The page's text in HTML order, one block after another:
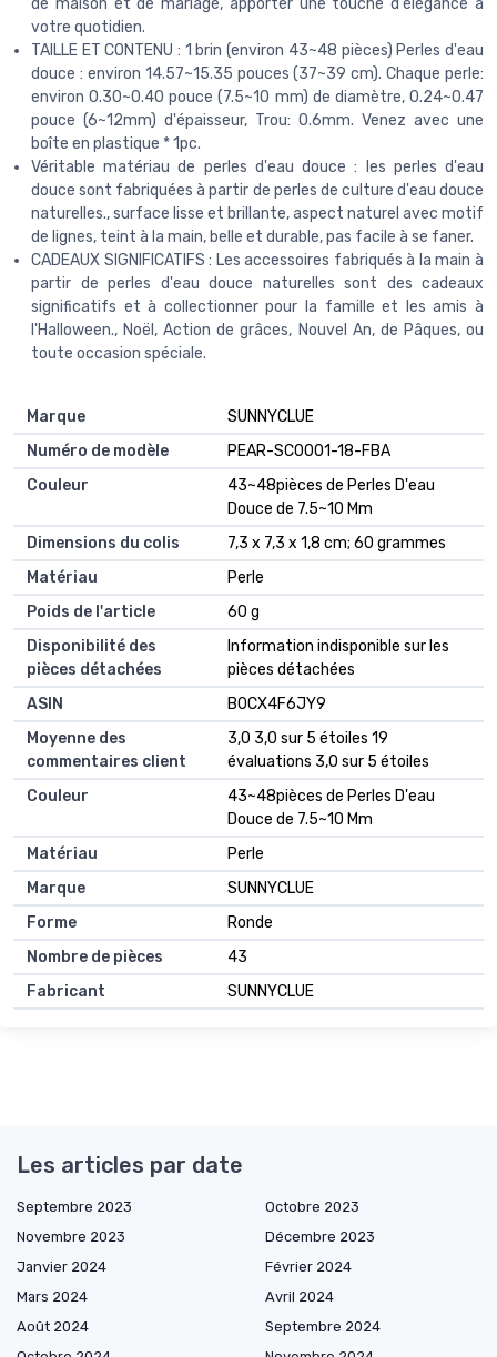
votre quotidien.
TAILLE ET CONTENU : 1 brin (environ 43~48 pièces) Perles d'eau
douce : environ 14.57~15.35 pouces (37~39 cm). Chaque perle:
environ 0.30~0.40 pouce (7.5~10 mm) de diamètre, 0.24~0.47
pouce (6~12mm) d'épaisseur, Trou: 0.6mm. Venez avec une
boîte en plastique * 1pc.
Véritable matériau de perles d'eau douce : les perles d'eau
douce sont fabriquées à partir de perles de culture d'eau douce
naturelles., surface lisse et brillante, aspect naturel avec motif
de lignes, teint à la main, belle et durable, pas facile à se faner.
CADEAUX SIGNIFICATIFS : Les accessoires fabriqués à la main à
partir de perles d'eau douce naturelles sont des cadeaux
significatifs et à collectionner pour la famille et les amis à
l'Halloween., Noël, Action de grâces, Nouvel An, de Pâques, ou
toute occasion spéciale.
Marque
‎SUNNYCLUE
Numéro de modèle
‎PEAR-SC0001-18-FBA
Couleur
‎43~48pièces de Perles D'eau
Douce de 7.5~10 Mm
Dimensions du colis
‎7,3 x 7,3 x 1,8 cm; 60 grammes
Matériau
‎Perle
Poids de l'article
‎60 g
Disponibilité des
pièces détachées
‎Information indisponible sur les
pièces détachées
ASIN
B0CX4F6JY9
Moyenne des
commentaires client
3,0 3,0 sur 5 étoiles 19
évaluations 3,0 sur 5 étoiles
Couleur
43~48pièces de Perles D'eau
Douce de 7.5~10 Mm
Matériau
Perle
Marque
SUNNYCLUE
Forme
Ronde
Nombre de pièces
43
Fabricant
SUNNYCLUE
Les articles par date
Septembre 2023
Octobre 2023
Novembre 2023
Décembre 2023
Janvier 2024
Février 2024
Mars 2024
Avril 2024
Août 2024
Septembre 2024